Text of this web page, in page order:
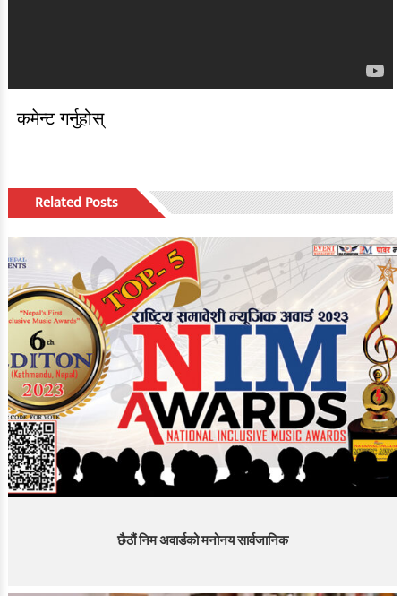
कमेन्ट गर्नुहोस्
Related Posts
छैठौं निम अवार्डको मनोनय सार्वजानिक